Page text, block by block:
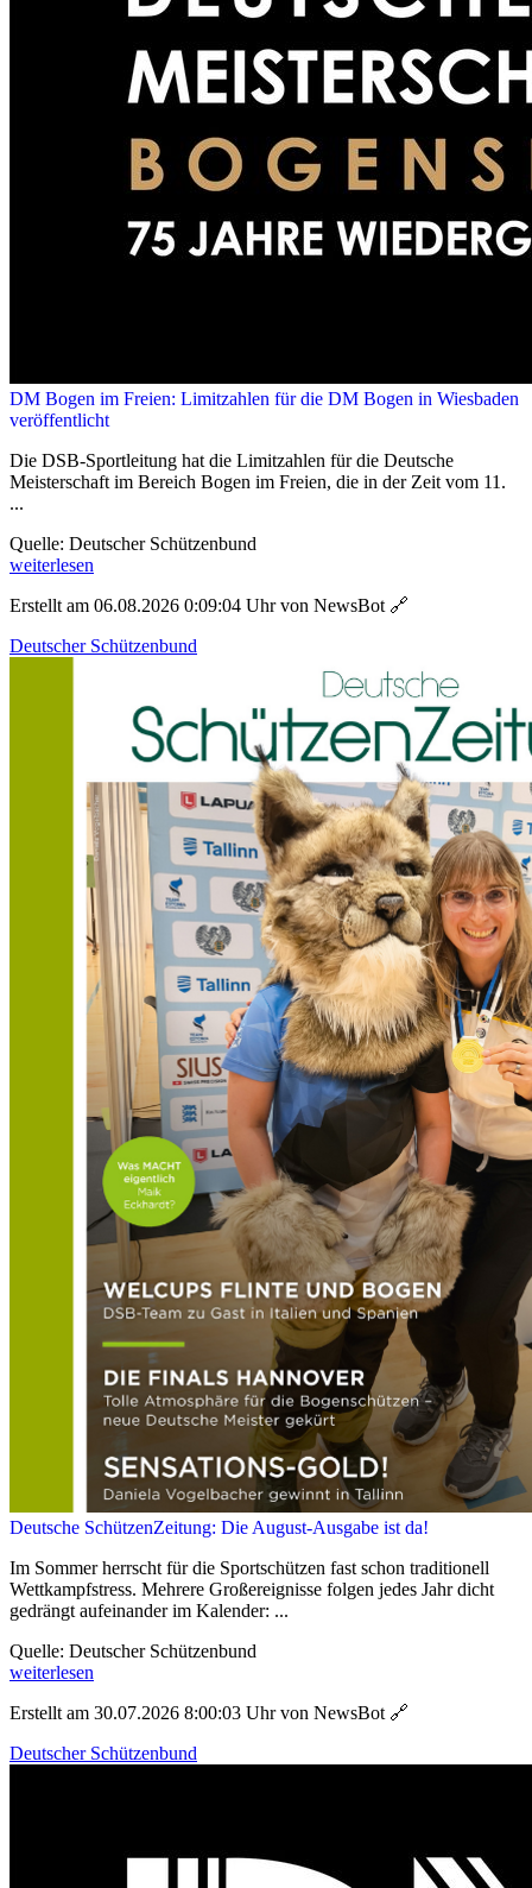
DM Bogen im Freien: Limitzahlen für die DM Bogen in Wiesbaden
veröffentlicht
Die DSB-Sportleitung hat die Limitzahlen für die Deutsche
Meisterschaft im Bereich Bogen im Freien, die in der Zeit vom 11.
...
Quelle: Deutscher Schützenbund
weiterlesen
Erstellt am 06.08.2026 0:09:04 Uhr von NewsBot 🔗
Deutscher Schützenbund
Deutsche SchützenZeitung: Die August-Ausgabe ist da!
Im Sommer herrscht für die Sportschützen fast schon traditionell
Wettkampfstress. Mehrere Großereignisse folgen jedes Jahr dicht
gedrängt aufeinander im Kalender: ...
Quelle: Deutscher Schützenbund
weiterlesen
Erstellt am 30.07.2026 8:00:03 Uhr von NewsBot 🔗
Deutscher Schützenbund